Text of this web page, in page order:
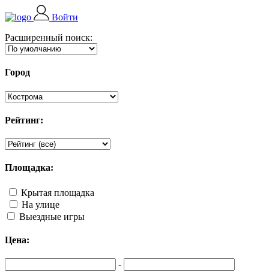
Войти
Расширенный поиск:
Город
Рейтинг:
Площадка:
Крытая площадка
На улице
Выездные игры
Цена:
-